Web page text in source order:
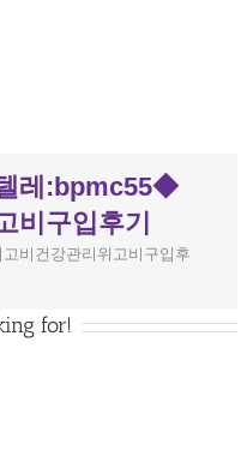
레:bpmc55◆
비구입후기
비건강관리위고비구입후
for!